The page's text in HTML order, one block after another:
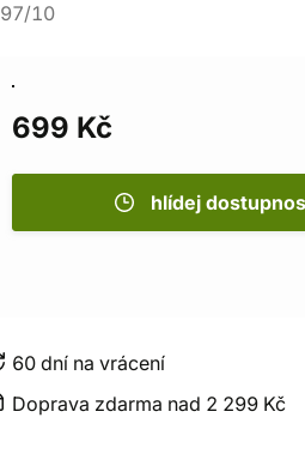
10
699 Kč
hlídej
60 dní na vrácení
Doprava zdarma nad 2 299 Kč